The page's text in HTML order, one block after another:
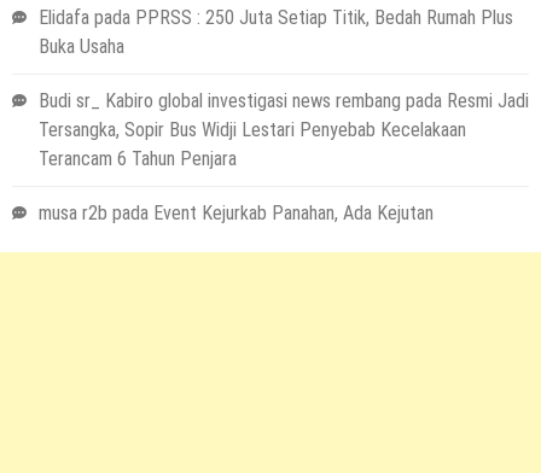
Elidafa pada PPRSS : 250 Juta Setiap Titik, Bedah Rumah Plus
Buka Usaha
Budi sr_ Kabiro global investigasi news rembang pada Resmi Jadi
Tersangka, Sopir Bus Widji Lestari Penyebab Kecelakaan
Terancam 6 Tahun Penjara
musa r2b pada Event Kejurkab Panahan, Ada Kejutan